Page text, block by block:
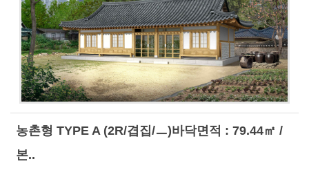
농촌형 TYPE A (2R/겹집/ㅡ)바닥면적 : 79.44㎡ /
본..